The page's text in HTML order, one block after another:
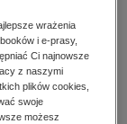
wrażenia
i e-prasy,
Ci najnowsze
z naszymi
plików cookies,
swoje
możesz